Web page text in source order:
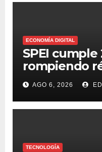
ECONOMÍA DIGITAL
SPEI cumple
rompiendo
AGO 6, 2026
TECNOLOGÍA